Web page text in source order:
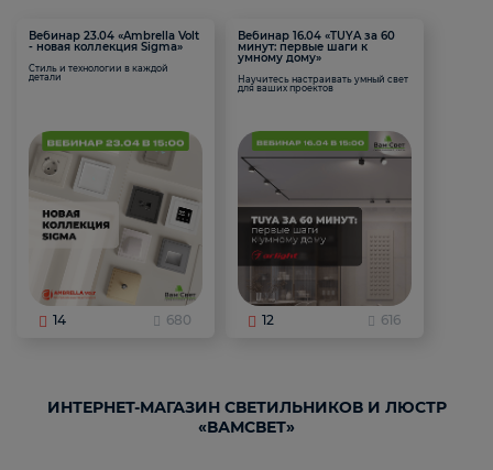
Вебинар 23.04 «Ambrella Volt
- новая коллекция Sigma»
Стиль и технологии в каждой
детали
14 680
Вебинар 16.04 «TUYA за 60
минут: первые шаги к
умному дому»
Научитесь настраивать умный свет
для ваших проектов
12 616
ИНТЕРНЕТ-МАГАЗИН СВЕТИЛЬНИКОВ И ЛЮСТР
«ВАМСВЕТ»